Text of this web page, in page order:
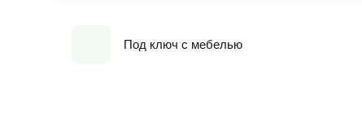
Под ключ с мебелью